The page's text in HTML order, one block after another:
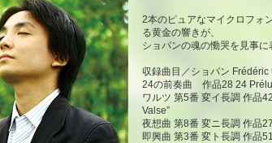
2本のピュアなマイクロフォ
る黄金の響きが、
ショパンの魂の慟哭を見事に
収録曲目／ショパン
24の前奏曲 作品28 24
ワルツ 第5番 変イ長調 作品
Valse”
夜想曲 第8番 変ニ長調 作品
即興曲 第3番 変ト長調 作品